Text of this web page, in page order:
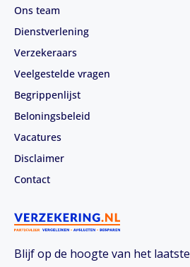
Blijf op de hoogte van het laatste
Ons team
Dienstverlening
Verzekeraars
Veelgestelde vragen
Begrippenlijst
Beloningsbeleid
Vacatures
Disclaimer
Contact